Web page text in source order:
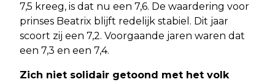
7,5 kreeg, is dat nu een 7,6. De waardering voor
prinses Beatrix blijft redelijk stabiel. Dit jaar
scoort zij een 7,2. Voorgaande jaren waren dat
een 7,3 en een 7,4.
Zich niet solidair getoond met het volk